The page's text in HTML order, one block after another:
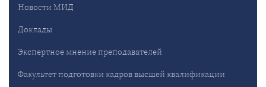
Новости МИД
Доклады
Экспертное мнение преподавателей
Факультет подготовки кадров высшей квалификации